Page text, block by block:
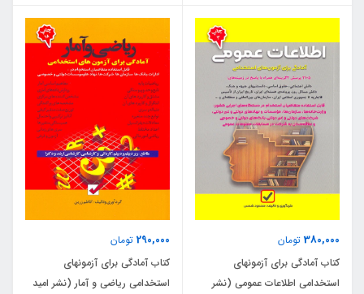
380,000 تومان
کتاب آمادگی برای آزمونهای
استخدامی اطلاعات عمومی (نشر
290,000 تومان
کتاب آمادگی برای آزمونهای
استخدامی ریاضی و آمار (نشر امید